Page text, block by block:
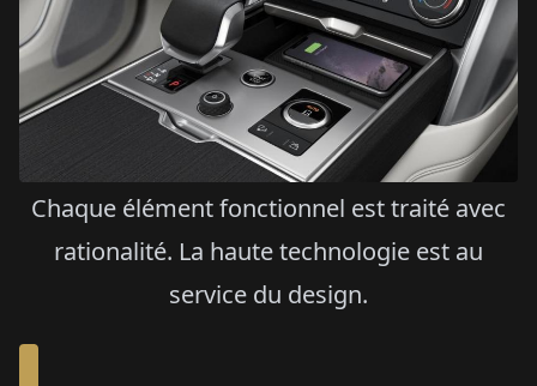
Chaque élément fonctionnel est traité avec
rationalité. La haute technologie est au
service du design.